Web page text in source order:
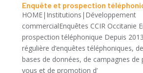
Enquête et prospection
HOME|Institutions|Développement
commercialEnquêtes CCIR Occitanie
prospection téléphonique Depuis
régulière d’enquêtes téléphoniques,
bases de données, de campagnes de
vous et de promotion d’